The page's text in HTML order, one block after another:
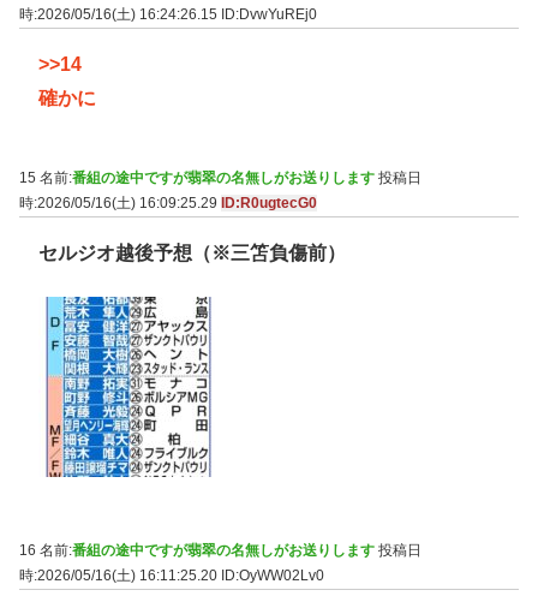
時:2026/05/16(土) 16:24:26.15
ID:DvwYuREj0
>>14
確かに
15 名前:番組の途中ですが翡翠の名無しがお送りします 投稿日
時:2026/05/16(土) 16:09:25.29
ID:R0ugtecG0
セルジオ越後予想（※三笘負傷前）
16 名前:番組の途中ですが翡翠の名無しがお送りします 投稿日
時:2026/05/16(土) 16:11:25.20 ID:OyWW02Lv0